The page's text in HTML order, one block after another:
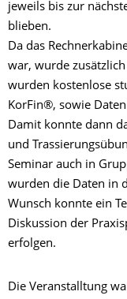
jeweils bis zur
blieben.
Da das
war, wurde
wurden kostenlose
KorFin®, sowie
Damit konnte dann
und
Seminar auch in
wurden die Daten in
Wunsch konnte ein
Diskussion der
erfolgen.
Die Veranstalltung